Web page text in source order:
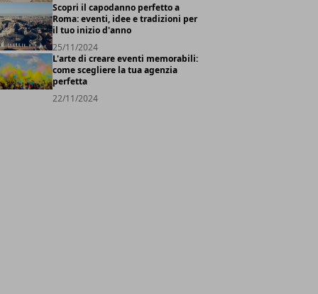
Scopri il capodanno perfetto a
Roma: eventi, idee e tradizioni per
il tuo inizio d'anno
25/11/2024
L'arte di creare eventi memorabili:
come scegliere la tua agenzia
perfetta
22/11/2024